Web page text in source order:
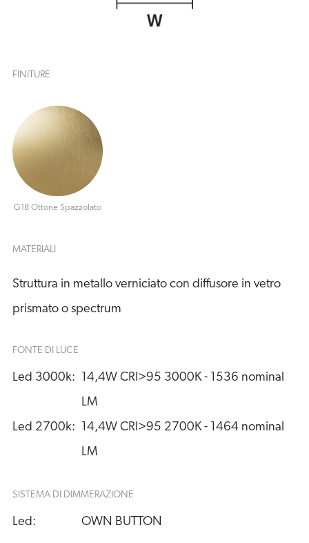
FINITURE
G18 Ottone Spazzolato
MATERIALI
Struttura in metallo verniciato con diffusore in vetro
prismato o spectrum
FONTE DI LUCE
Led 3000k:
14,4W CRI>95 3000K - 1536 nominal
LM
Led 2700k:
14,4W CRI>95 2700K - 1464 nominal
LM
SISTEMA DI DIMMERAZIONE
Led: OWN BUTTON